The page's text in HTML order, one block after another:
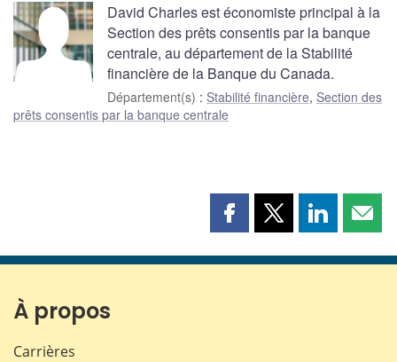
David Charles est économiste principal à la
Section des prêts consentis par la banque
centrale, au département de la Stabilité
financière de la Banque du Canada.
Département(s) : Stabilité financière, Section des
prêts consentis par la banque centrale
Partager
page
Partager
page
Partager
page page
À propos
Carrières